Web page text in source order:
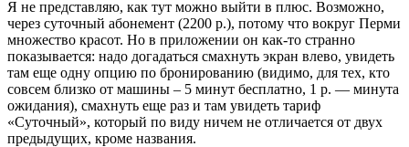
Я не представляю, как тут можно выйти в плюс. Возможно,
через суточный абонемент (2200 р.), потому что вокруг Перми
множество красот. Но в приложении он как-то странно
показывается: надо догадаться смахнуть экран влево, увидеть
там еще одну опцию по бронированию (видимо, для тех, кто
совсем близко от машины – 5 минут бесплатно, 1 р. — минута
ожидания), смахнуть еще раз и там увидеть тариф
«Суточный», который по виду ничем не отличается от двух
предыдущих, кроме названия.